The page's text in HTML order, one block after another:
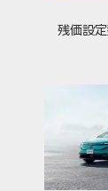
残価設